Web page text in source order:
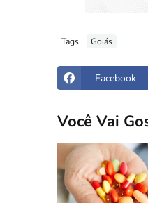
Tags Goiás
Facebook
Você Vai